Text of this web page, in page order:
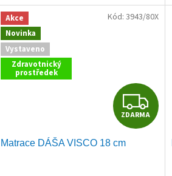
Akce
Novinka
Vystaveno
Zdravotnický
prostředek
Z
D
ZDARMA
Matrace DÁŠA VISCO 18 cm
Kód: 3943/80X